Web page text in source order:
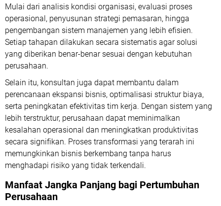
Mulai dari analisis kondisi organisasi, evaluasi proses
operasional, penyusunan strategi pemasaran, hingga
pengembangan sistem manajemen yang lebih efisien.
Setiap tahapan dilakukan secara sistematis agar solusi
yang diberikan benar-benar sesuai dengan kebutuhan
perusahaan.
Selain itu, konsultan juga dapat membantu dalam
perencanaan ekspansi bisnis, optimalisasi struktur biaya,
serta peningkatan efektivitas tim kerja. Dengan sistem yang
lebih terstruktur, perusahaan dapat meminimalkan
kesalahan operasional dan meningkatkan produktivitas
secara signifikan. Proses transformasi yang terarah ini
memungkinkan bisnis berkembang tanpa harus
menghadapi risiko yang tidak terkendali.
Manfaat Jangka Panjang bagi Pertumbuhan
Perusahaan